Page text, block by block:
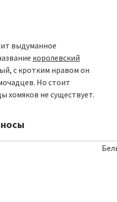
выдуманное
королевский
с кротким нравом он
Но стоит
хомяков не существует.